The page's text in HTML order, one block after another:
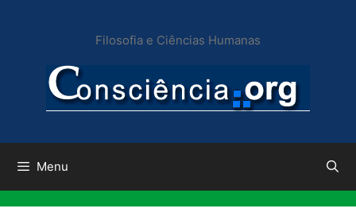
conteúdo
Filosofia e Ciências Humanas
Menu